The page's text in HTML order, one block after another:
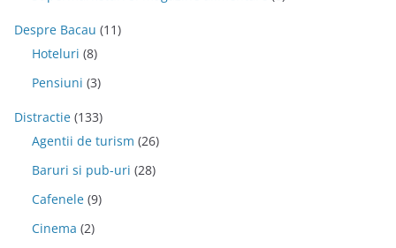
Despre Bacau (11)
Hoteluri (8)
Pensiuni (3)
Distractie (133)
Agentii de turism (26)
Baruri si pub-uri (28)
Cafenele (9)
Cinema (2)